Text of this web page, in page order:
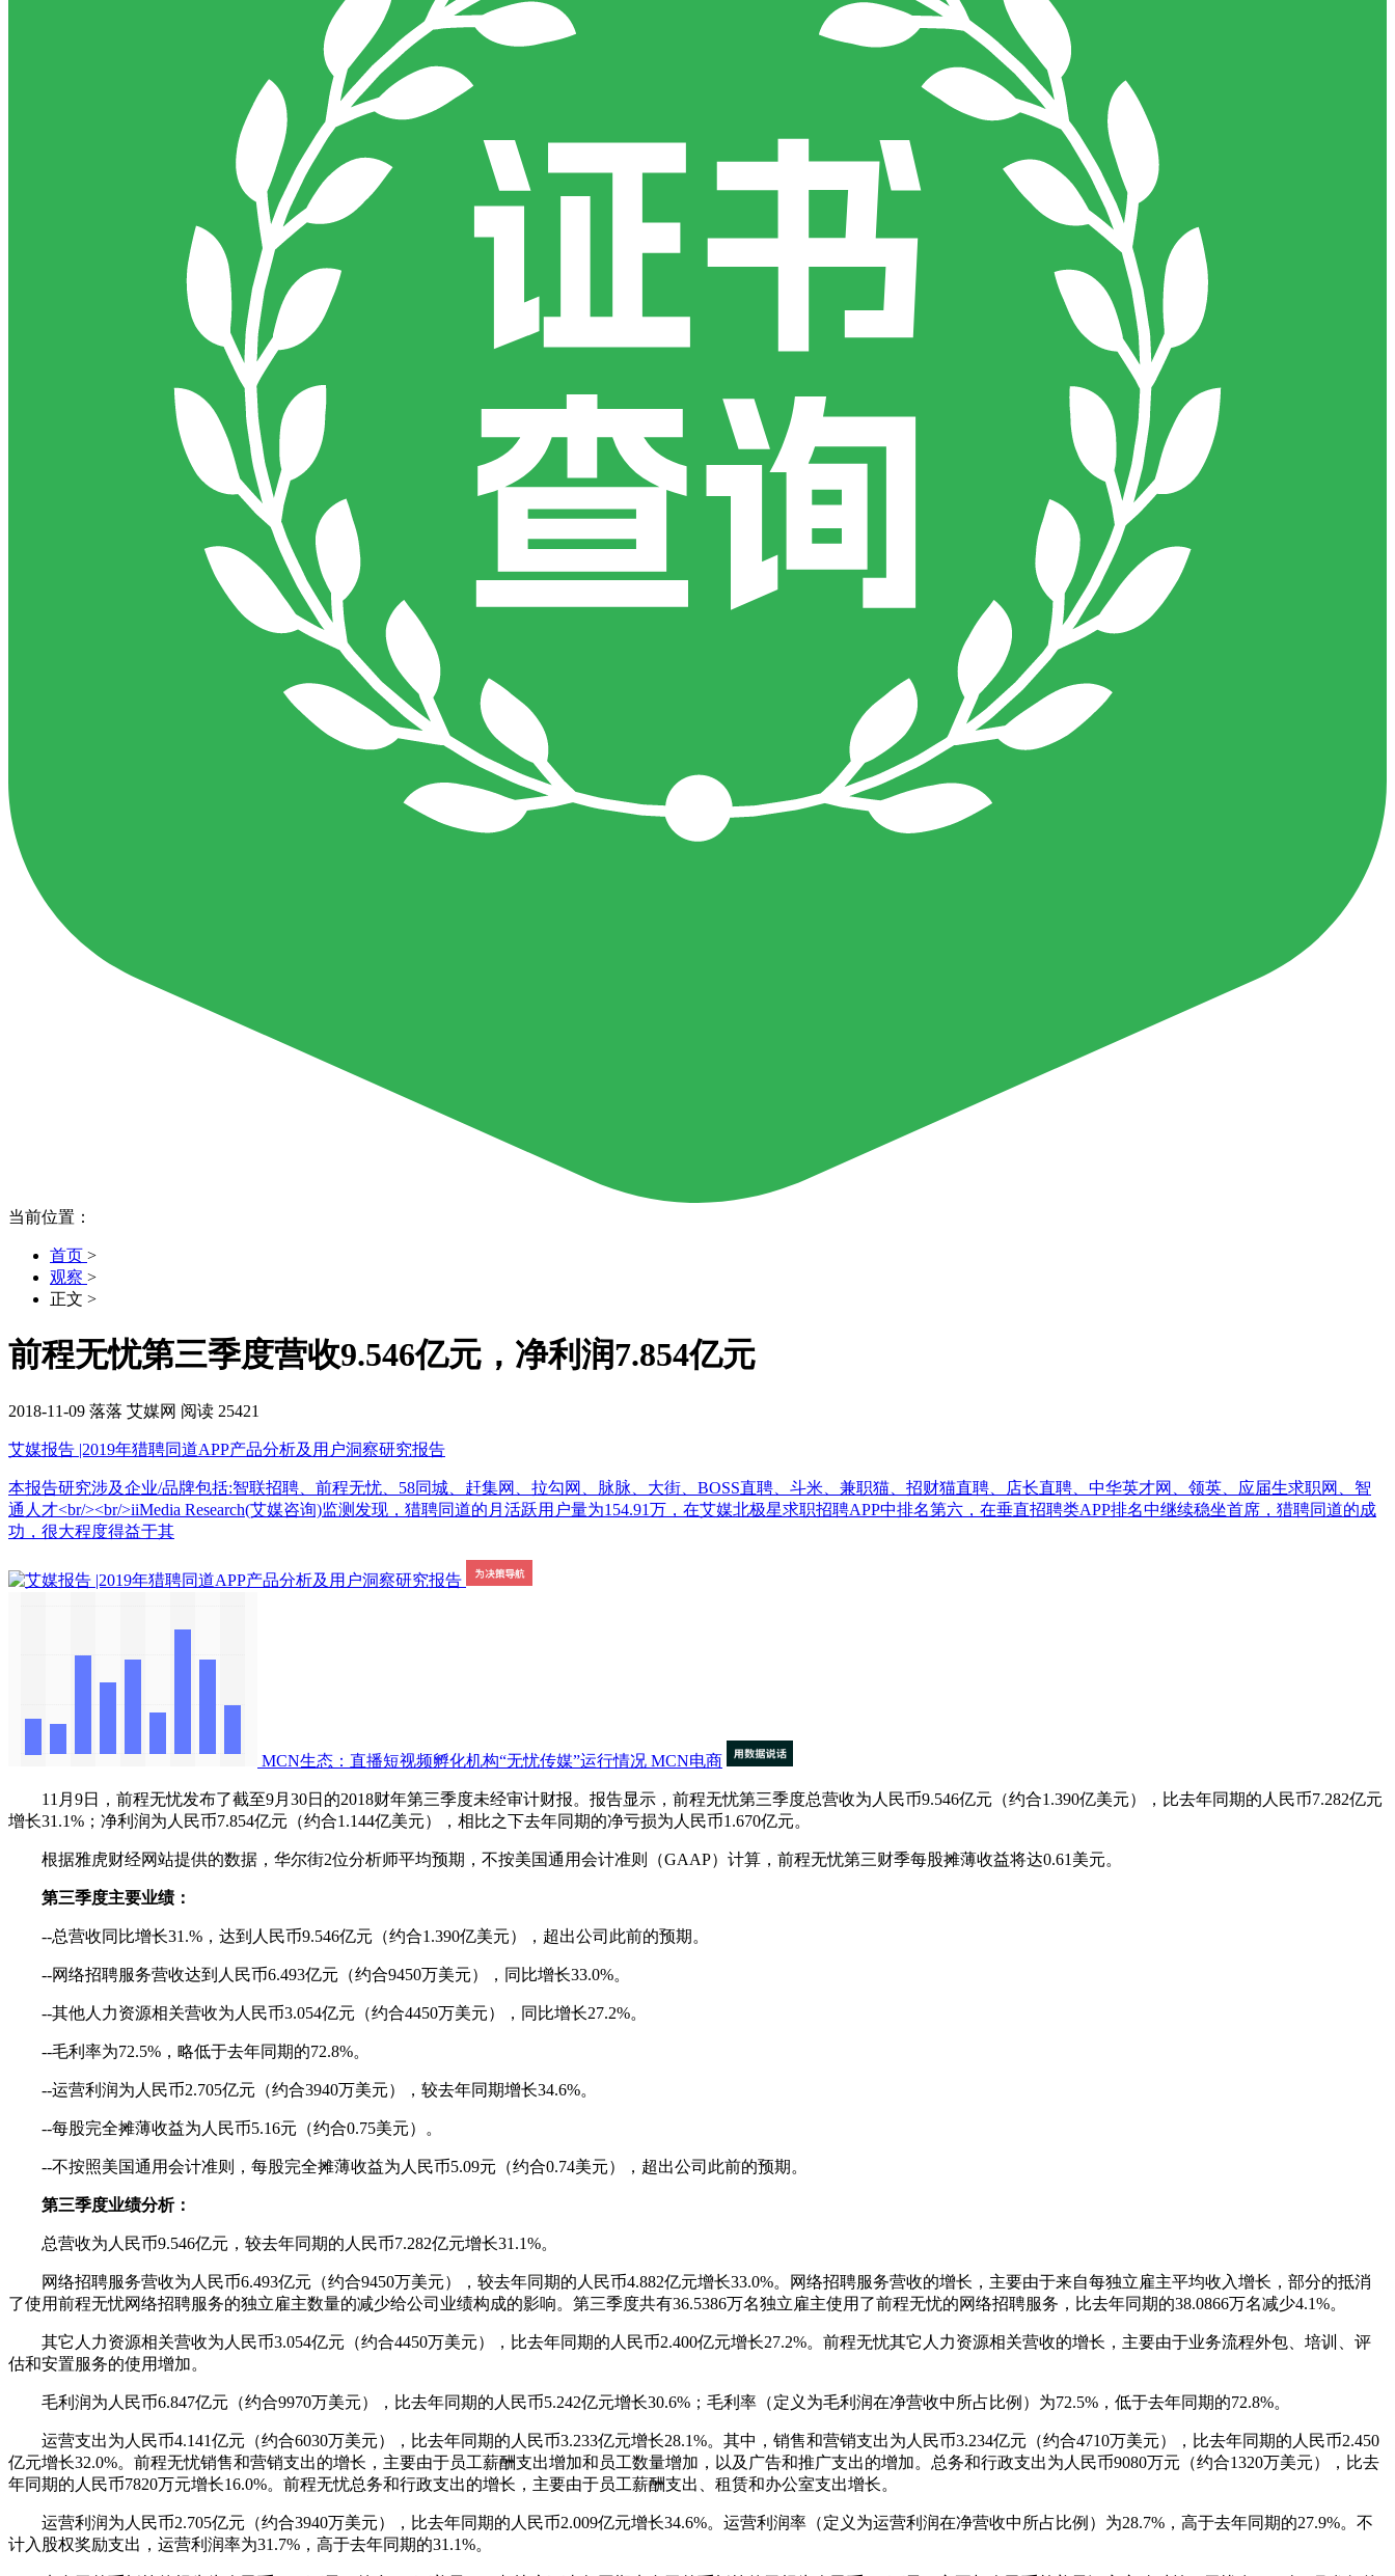
当前位置：
首页 >
观察 >
正文 >
前程无忧第三季度营收9.546亿元，净利润7.854亿元
2018-11-09 落落 艾媒网 阅读 25421
艾媒报告 |2019年猎聘同道APP产品分析及用户洞察研究报告
本报告研究涉及企业/品牌包括:智联招聘、前程无忧、58同城、赶集网、拉勾网、脉脉、大街、BOSS直聘、斗米、兼职猫、招财猫直聘、店长直聘、中华英才网、领英、应届生求职网、智
通人才<br/><br/>iiMedia Research(艾媒咨询)监测发现，猎聘同道的月活跃用户量为154.91万，在艾媒北极星求职招聘APP中排名第六，在垂直招聘类APP排名中继续稳坐首席，猎聘同道的成
功，很大程度得益于其
MCN生态：直播短视频孵化机构“无忧传媒”运行情况 MCN电商
11月9日，前程无忧发布了截至9月30日的2018财年第三季度未经审计财报。报告显示，前程无忧第三季度总营收为人民币9.546亿元（约合1.390亿美元），比去年同期的人民币7.282亿元
增长31.1%；净利润为人民币7.854亿元（约合1.144亿美元），相比之下去年同期的净亏损为人民币1.670亿元。
根据雅虎财经网站提供的数据，华尔街2位分析师平均预期，不按美国通用会计准则（GAAP）计算，前程无忧第三财季每股摊薄收益将达0.61美元。
第三季度主要业绩：
--总营收同比增长31.%，达到人民币9.546亿元（约合1.390亿美元），超出公司此前的预期。
--网络招聘服务营收达到人民币6.493亿元（约合9450万美元），同比增长33.0%。
--其他人力资源相关营收为人民币3.054亿元（约合4450万美元），同比增长27.2%。
--毛利率为72.5%，略低于去年同期的72.8%。
--运营利润为人民币2.705亿元（约合3940万美元），较去年同期增长34.6%。
--每股完全摊薄收益为人民币5.16元（约合0.75美元）。
--不按照美国通用会计准则，每股完全摊薄收益为人民币5.09元（约合0.74美元），超出公司此前的预期。
第三季度业绩分析：
总营收为人民币9.546亿元，较去年同期的人民币7.282亿元增长31.1%。
网络招聘服务营收为人民币6.493亿元（约合9450万美元），较去年同期的人民币4.882亿元增长33.0%。网络招聘服务营收的增长，主要由于来自每独立雇主平均收入增长，部分的抵消
了使用前程无忧网络招聘服务的独立雇主数量的减少给公司业绩构成的影响。第三季度共有36.5386万名独立雇主使用了前程无忧的网络招聘服务，比去年同期的38.0866万名减少4.1%。
其它人力资源相关营收为人民币3.054亿元（约合4450万美元），比去年同期的人民币2.400亿元增长27.2%。前程无忧其它人力资源相关营收的增长，主要由于业务流程外包、培训、评
估和安置服务的使用增加。
毛利润为人民币6.847亿元（约合9970万美元），比去年同期的人民币5.242亿元增长30.6%；毛利率（定义为毛利润在净营收中所占比例）为72.5%，低于去年同期的72.8%。
运营支出为人民币4.141亿元（约合6030万美元），比去年同期的人民币3.233亿元增长28.1%。其中，销售和营销支出为人民币3.234亿元（约合4710万美元），比去年同期的人民币2.450
亿元增长32.0%。前程无忧销售和营销支出的增长，主要由于员工薪酬支出增加和员工数量增加，以及广告和推广支出的增加。总务和行政支出为人民币9080万元（约合1320万美元），比去
年同期的人民币7820万元增长16.0%。前程无忧总务和行政支出的增长，主要由于员工薪酬支出、租赁和办公室支出增长。
运营利润为人民币2.705亿元（约合3940万美元），比去年同期的人民币2.009亿元增长34.6%。运营利润率（定义为运营利润在净营收中所占比例）为28.7%，高于去年同期的27.9%。不
计入股权奖励支出，运营利润率为31.7%，高于去年同期的31.1%。